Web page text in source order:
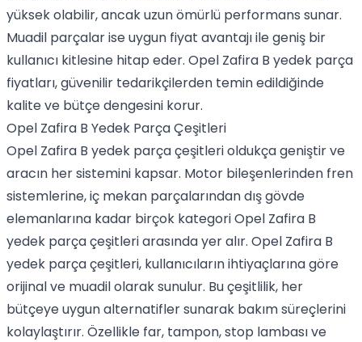
yüksek olabilir, ancak uzun ömürlü performans sunar.
Muadil parçalar ise uygun fiyat avantajı ile geniş bir
kullanıcı kitlesine hitap eder. Opel Zafira B yedek parça
fiyatları, güvenilir tedarikçilerden temin edildiğinde
kalite ve bütçe dengesini korur.
Opel Zafira B Yedek Parça Çeşitleri
Opel Zafira B yedek parça çeşitleri oldukça geniştir ve
aracın her sistemini kapsar. Motor bileşenlerinden fren
sistemlerine, iç mekan parçalarından dış gövde
elemanlarına kadar birçok kategori Opel Zafira B
yedek parça çeşitleri arasında yer alır. Opel Zafira B
yedek parça çeşitleri, kullanıcıların ihtiyaçlarına göre
orijinal ve muadil olarak sunulur. Bu çeşitlilik, her
bütçeye uygun alternatifler sunarak bakım süreçlerini
kolaylaştırır. Özellikle far, tampon, stop lambası ve